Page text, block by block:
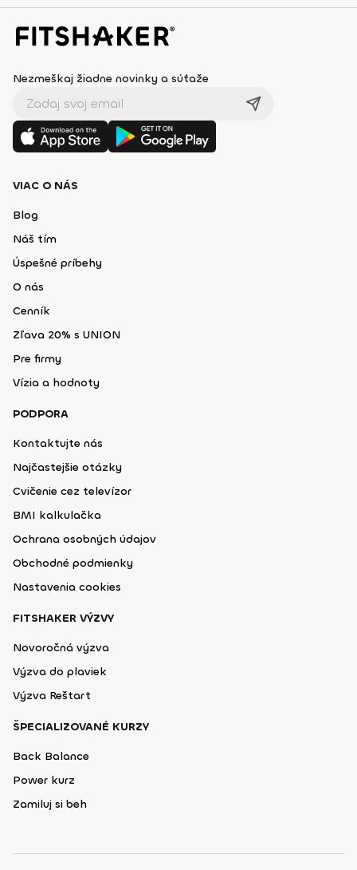
Nezmeškaj žiadne novinky a súťaže
VIAC O NÁS
Blog
Náš tím
Úspešné príbehy
O nás
Cenník
Zľava 20% s UNION
Pre firmy
Vízia a hodnoty
PODPORA
Kontaktujte nás
Najčastejšie otázky
Cvičenie cez televízor
BMI kalkulačka
Ochrana osobných údajov
Obchodné podmienky
Nastavenia cookies
FITSHAKER VÝZVY
Novoročná výzva
Výzva do plaviek
Výzva Reštart
ŠPECIALIZOVANÉ KURZY
Back Balance
Power kurz
Zamiluj si beh